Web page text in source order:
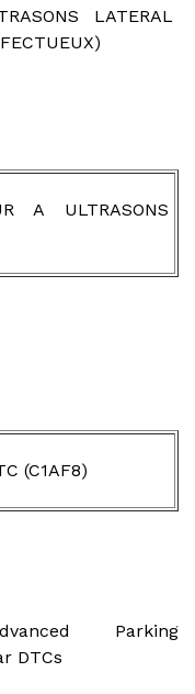
LATERAL
A ULTRASONS
(C1AF8)
Parking
DTCs